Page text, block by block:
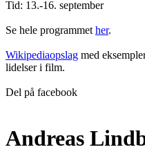
Tid: 13.-16. september
Se hele programmet her.
Wikipediaopslag med
lidelser i film.
Del på facebook
Andreas